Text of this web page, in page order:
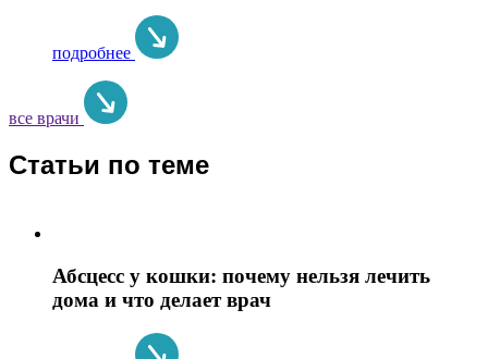
подробнее
все врачи
Статьи по теме
Абсцесс у кошки: почему нельзя лечить
дома и что делает врач